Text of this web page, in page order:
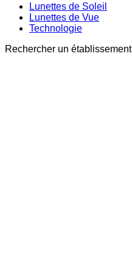
Lunettes de Soleil
Lunettes de Vue
Technologie
Rechercher un établissement